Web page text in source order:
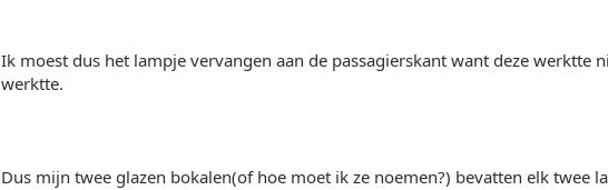
Ik moest dus het lampje vervangen aan de passagierskant want deze werktte
werktte.
Dus mijn twee glazen bokalen(of hoe moet ik ze noemen?) bevatten elk twee